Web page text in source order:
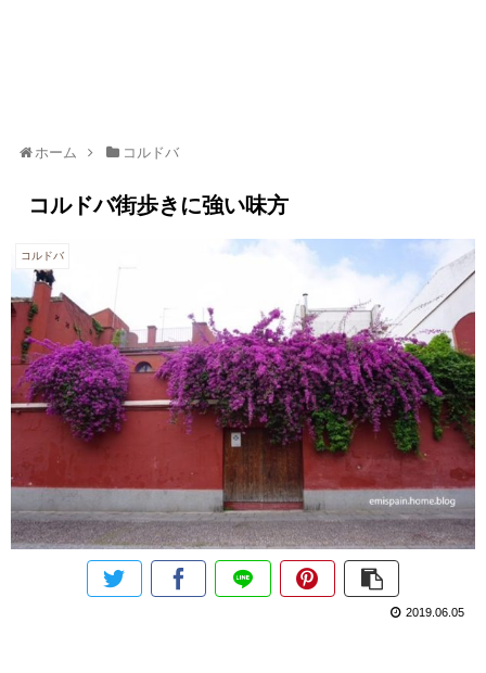
ホーム コルドバ
コルドバ街歩きに強い味方
コルドバ
2019.06.05